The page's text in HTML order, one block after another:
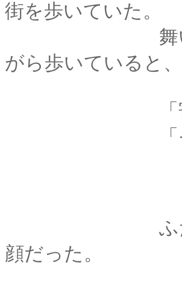
街を歩いていた。
舞い落ちる
がら歩いていると
「寄ってい
「そう言う
ふたりとも
顔だった。